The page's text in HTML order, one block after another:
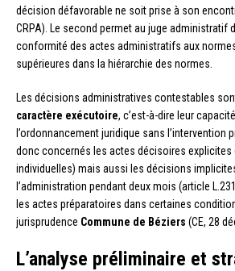
décision défavorable ne soit prise à son
CRPA). Le second permet au juge administratif
conformité des actes administratifs aux
supérieures dans la hiérarchie des normes.
Les décisions administratives contestables
caractère exécutoire, c’est-à-dire leur
l’ordonnancement juridique sans l’intervention
donc concernés les actes décisoires explicites
individuelles) mais aussi les décisions
l’administration pendant deux mois (article
les actes préparatoires dans certaines
jurisprudence Commune de Béziers (CE, 28
L’analyse préliminaire et